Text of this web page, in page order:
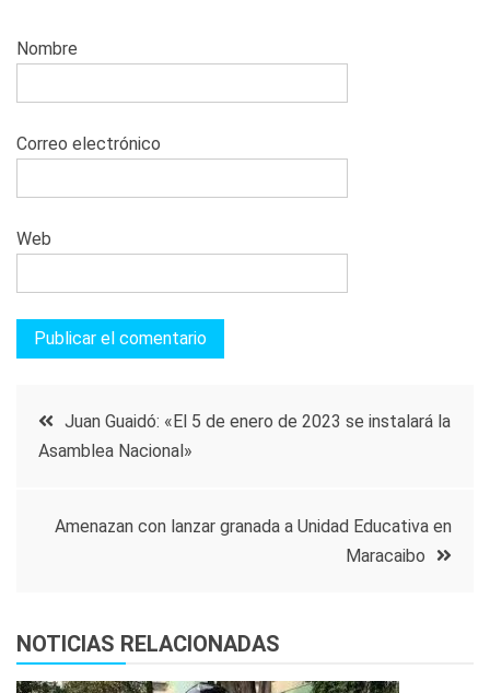
Nombre
Correo electrónico
Web
Navegación
entradas
Juan Guaidó: «El 5 de enero de 2023 se instalará la
Asamblea Nacional»
Amenazan con lanzar granada a Unidad Educativa en
Maracaibo
NOTICIAS RELACIONADAS